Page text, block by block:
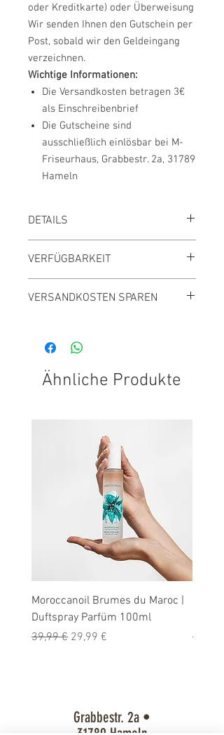
oder Kreditkarte) oder Überweisung
Wir senden Ihnen den Gutschein per
Post, sobald wir den Geldeingang
verzeichnen.
Wichtige Informationen:
Die Versandkosten betragen 3€
als Einschreibenbrief
Die Gutscheine sind
ausschließlich einlösbar bei M-
Friseurhaus, Grabbestr. 2a, 31789
Hameln
DETAILS
VERFÜGBARKEIT
VERSANDKOSTEN SPAREN
Gesamtbestellwert
Ähnliche Produkte
Moroccanoil Brumes du Maroc |
Duftspray Parfüm 100ml
Standardpreis
39,99 € Sale-Preis
29,99 € 50,00 €
Grabbestr. 2a •